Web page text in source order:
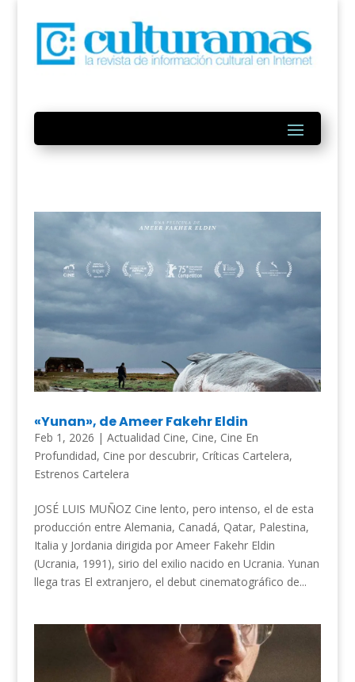
«Yunan», de Ameer Fakehr Eldin
Feb 1, 2026 | Actualidad Cine, Cine, Cine En
Profundidad, Cine por descubrir, Críticas Cartelera,
Estrenos Cartelera
JOSÉ LUIS MUÑOZ Cine lento, pero intenso, el de esta
producción entre Alemania, Canadá, Qatar, Palestina,
Italia y Jordania dirigida por Ameer Fakehr Eldin
(Ucrania, 1991), sirio del exilio nacido en Ucrania. Yunan
llega tras El extranjero, el debut cinematográfico de...